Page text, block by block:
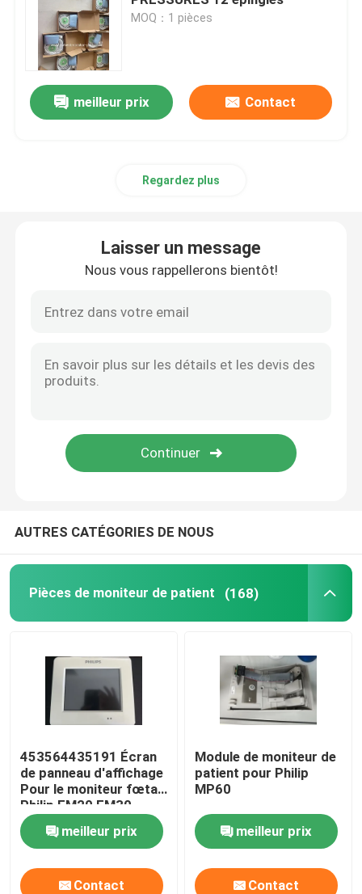
Accessoires de moniteur patient
Parties de machines à défibrillateur
Piles pour équipements médicaux
Moniteurs de patients utilisés
MOQ：1 pièces
meilleur prix Contact
Regardez plus
Laisser un message
Nous vous rappellerons bientôt!
AUTRES CATÉGORIES DE NOUS
Pièces de moniteur de patient (168)
453564435191 Écran
de panneau d'affichage
Pour le moniteur fœtal
Philip FM20 FM30
meilleur prix
Contact
Module de moniteur de
patient pour Philip
MP60
meilleur prix
Contact